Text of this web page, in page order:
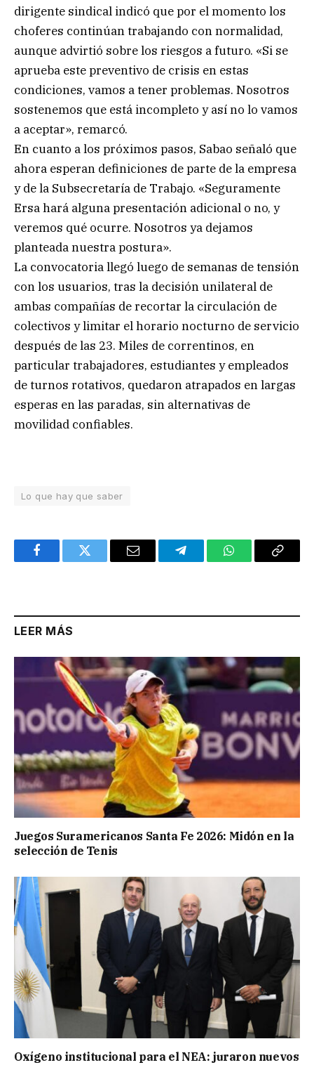
dirigente sindical indicó que por el momento los
choferes continúan trabajando con normalidad,
aunque advirtió sobre los riesgos a futuro. «Si se
aprueba este preventivo de crisis en estas
condiciones, vamos a tener problemas. Nosotros
sostenemos que está incompleto y así no lo vamos
a aceptar», remarcó.
En cuanto a los próximos pasos, Sabao señaló que
ahora esperan definiciones de parte de la empresa
y de la Subsecretaría de Trabajo. «Seguramente
Ersa hará alguna presentación adicional o no, y
veremos qué ocurre. Nosotros ya dejamos
planteada nuestra postura».
La convocatoria llegó luego de semanas de tensión
con los usuarios, tras la decisión unilateral de
ambas compañías de recortar la circulación de
colectivos y limitar el horario nocturno de servicio
después de las 23. Miles de correntinos, en
particular trabajadores, estudiantes y empleados
de turnos rotativos, quedaron atrapados en largas
esperas en las paradas, sin alternativas de
movilidad confiables.
Lo que hay que saber
FacebookTwitter Email TelegramWhatsAppCopy
LEER MÁS
Juegos Suramericanos Santa Fe 2026: Midón en la
selección de Tenis
Oxígeno institucional para el NEA: juraron nuevos